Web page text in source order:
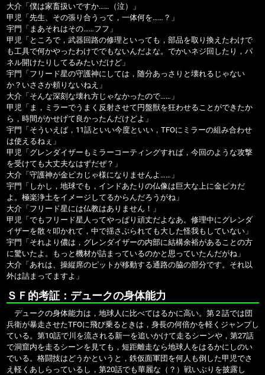
大介「僕は家畜扱いですか……（泣）」
甲児「先生、その張り合うって，一体何を……？」
宇門「まあそれはその……フフ」
甲児「ところで，武器回路の修理といっても，部品を取り換えたわけで
も工具で何かやったわけででもないんだよな。でかいネジ回したり，パ
ネル開けたりしてるみたいだけど」
宇門「フリード星の守護神にしては，随分あっさりと壊れるじゃない
か？いささか頼りないねえ」
大介「そんな深刻な壊れ方じゃなかったので……」
甲児「ま，ミラーでうまく反射させて円盤獣を狂わせることができたか
ら，時間がかせげて良かったんだけどよ」
宇門「そういえば，11話といい今度といい，TFOにミラーの組み合わせ
は使えるねぇ」
甲児「グレンダイザーもミラーコーティングすれば，今回のような攻撃
を受けても大丈夫なはずだぜ？」
大介「守護神が金ピカじゃ様になりませんよ……」
宇門「しかし，地球でも，インドあたりの仏像は巨大な上に金ピカだ
よ。極楽浄土をイメージしてるからんだろうがね」
大介「フリード星には仏教はありません！」
甲児「でもフリード星人ってやっぱり頑丈だよなあ。修理中にグレンダ
イザーを散々叩かれて，中で揺さぶられても大した怪我もしていない」
宇門「それより儂は，グレンダイザーの内部に結構余裕があることの方
に驚いたよ。もっと機材が詰まっているのかと思っていたんだがね」
大介「あれは、操縦席のピットが移動する通路の脇の部分です。それ以
外は詰まってますよ」
ＳＦ的考証：デュークの身体能力
デュークの身体能力は，地球人に比べてはるかに高い。第２話では団
兵衛が暴走させたTFOに飛び乗るときは，身長の何倍かを軽くジャンプし
ている。第10話で川を流される新一を追いかけて走るシーンや，第27話
で洞窟内を走るシーンを見ても，短距離走なら地球人をはるかにしのい
でいる。格闘技はどうかというと，鉄仮面軍団を何人も倒した甲児でさ
え軽くあしらっているし，第20話でも華麗な（？）戦いぶりを披露し